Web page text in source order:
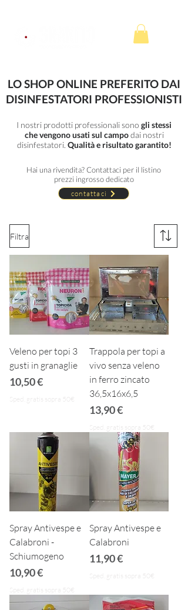
LO SHOP ONLINE PREFERITO DAI
DISINFESTATORI PROFESSIONISTI
I nostri prodotti professionali sono gli stessi
che vengono usati sul campodai nostri
disinfestatori. Qualità e risultato garantito!
Hai una rivendita? Contattaci per il listino
prezzi ingrosso dedicato
contattaci
Filtra
Veleno per topi 3
gusti in granaglie
Prezzo
10,50 €
Sped. gratis sopra 50€
Trappola per topi a
vivo senza veleno
in ferro zincato
36,5x16x6,5
Prezzo
13,90 €
Sped. gratis sopra 50€
Spray Antivespe e
Calabroni -
Schiumogeno
Prezzo
10,90 €
Sped. gratis sopra 50€
Spray Antivespe e
Calabroni
Prezzo
11,90 €
Sped. gratis sopra 50€